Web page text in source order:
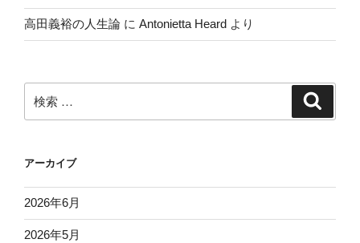
高田義裕の人生論 に Antonietta Heard より
索:
アーカイブ
2026年6月
2026年5月